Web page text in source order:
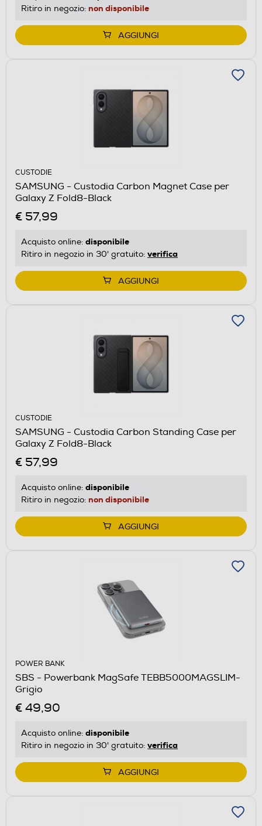
Ritiro in negozio: non disponibile
AGGIUNGI
CUSTODIE
SAMSUNG - Custodia Carbon Magnet Case per
Galaxy Z Fold8-Black
€ 57,99
Acquisto online: disponibile
Ritiro in negozio in 30' gratuito: verifica
AGGIUNGI
CUSTODIE
SAMSUNG - Custodia Carbon Standing Case per
Galaxy Z Fold8-Black
€ 57,99
Acquisto online: disponibile
Ritiro in negozio: non disponibile
AGGIUNGI
POWER BANK
SBS - Powerbank MagSafe TEBB5000MAGSLIM-
Grigio
€ 49,90
Acquisto online: disponibile
Ritiro in negozio in 30' gratuito: verifica
AGGIUNGI